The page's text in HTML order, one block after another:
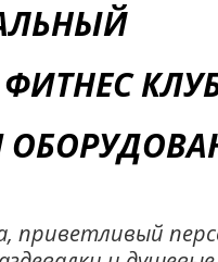
приветливый